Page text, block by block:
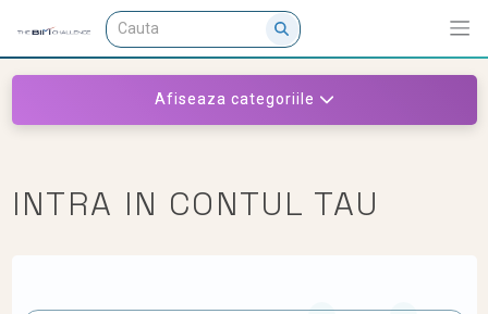
Afiseaza categoriile
INTRA IN CONTUL TAU